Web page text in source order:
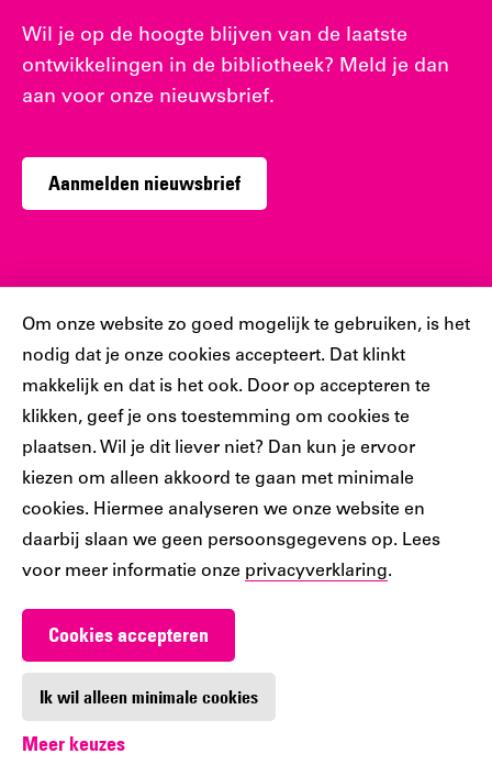
Cookiebar
Om onze website zo goed mogelijk te gebruiken, is het
nodig dat je onze cookies accepteert. Dat klinkt
makkelijk en dat is het ook. Door op accepteren te
klikken, geef je ons toestemming om cookies te
plaatsen. Wil je dit liever niet? Dan kun je ervoor
kiezen om alleen akkoord te gaan met minimale
cookies. Hiermee analyseren we onze website en
daarbij slaan we geen persoonsgegevens op. Lees
voor meer informatie onze privacyverklaring.
Cookies accepteren
Ik wil alleen minimale cookies
Meer keuzes
Wil je op de hoogte blijven van de laatste
ontwikkelingen in de bibliotheek? Meld je dan
aan voor onze nieuwsbrief.
Aanmelden nieuwsbrief
Sociaal
Volg jij ons al?
Ons
account
Ons
account
Ons
Instagram
account
Ons
account
Ons
account
Werken bij De Nieuwe Bibliotheek
Digitoegankelijkheid